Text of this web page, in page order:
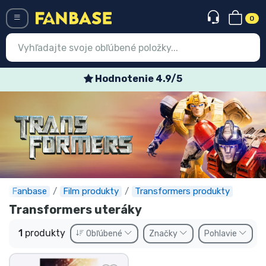
0
Hodnotenie 4.9/5
Fanbase Film produkty Transformers produkty
Transformers uteráky
1 produkty Obľúbené Značky Pohlavie
Registrácia
Najnovšie
Akcie
Expresná preprava
Predobjednávky
Outlet produkty